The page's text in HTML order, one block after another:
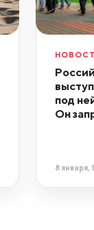
под
Он
8 января,